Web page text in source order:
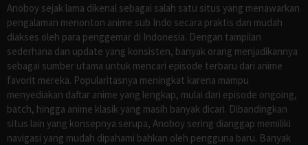
Anoboy sejak lama dikenal sebagai salah satu situs yang menawarkan
pengalaman menonton anime sub Indo secara praktis dan mudah
diakses oleh para penggemar di Indonesia. Dengan tampilan
sederhana dan update yang konsisten, banyak orang menjadikannya
sebagai sumber utama untuk mencari episode terbaru dari anime
favorit mereka. Popularitasnya meningkat karena mampu
menyediakan daftar anime yang lengkap, mulai dari episode ongoing,
batch, hingga anime klasik yang masih banyak dicari. Dibandingkan
situs lain yang konsepnya serupa, Anoboy sering dianggap memiliki
navigasi yang mudah dipahami bahkan oleh pengguna baru. Banyak